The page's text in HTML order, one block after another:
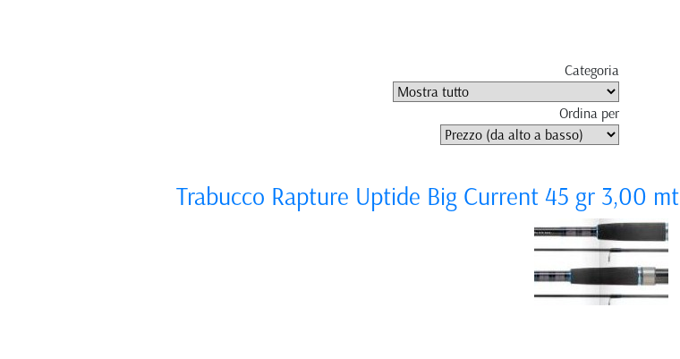
Categoria
Ordina per
Trabucco Rapture Uptide Big Current 45 gr 3,00 mt